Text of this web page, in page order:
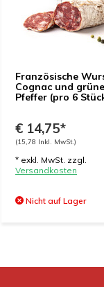
Französische
Cognac und
Pfeffer (pro 6
€ 14,75*
(15,78 Inkl. MwSt.)
* exkl. MwSt. zzgl.
Versandkosten
Nicht auf Lager